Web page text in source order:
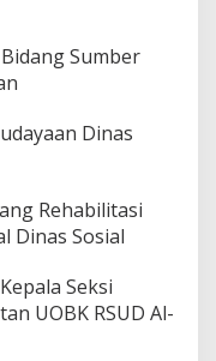
Bidang Sumber
Dinas
Rehabilitasi
Dinas Sosial
Seksi
UOBK RSUD Al-